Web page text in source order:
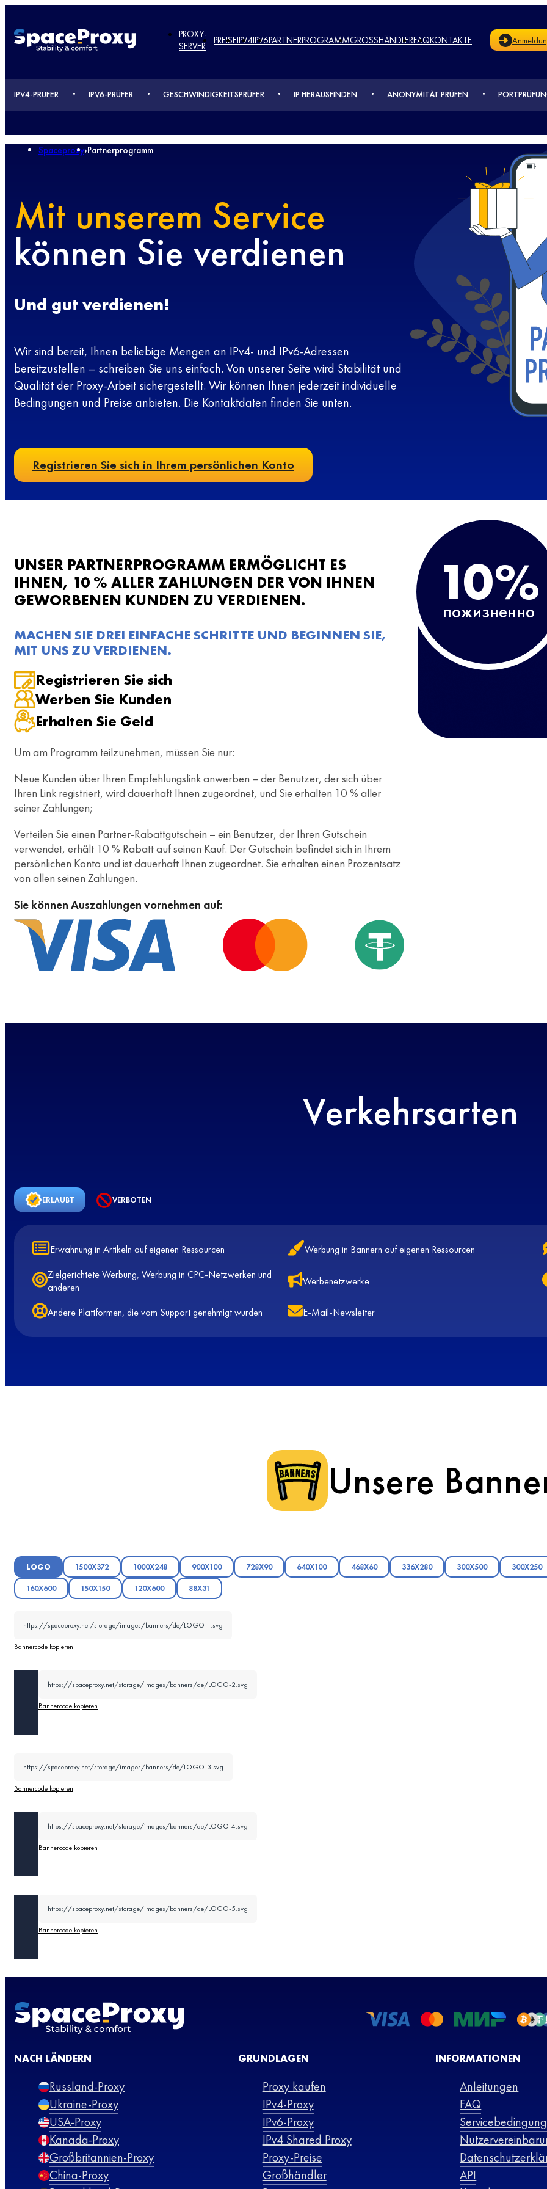
PROXY-
SERVER
PREISEIPV4IPV6PARTNERPROGRAMMGROSSHÄNDLER FAQKONTAKTE
IPV4-PRÜFER IPV6-PRÜFER GESCHWINDIGKEITSPRÜFER IP HERAUSFINDEN ANONYMITÄT PRÜFEN
Spaceproxy›Partnerprogramm
Mit unserem Service
können Sie verdienen
Und gut verdienen!
Wir sind bereit, Ihnen beliebige Mengen an IPv4- und IPv6-Adressen
bereitzustellen – schreiben Sie uns einfach. Von unserer Seite wird Stabilität und
Qualität der Proxy-Arbeit sichergestellt. Wir können Ihnen jederzeit individuelle
Bedingungen und Preise anbieten. Die Kontaktdaten finden Sie unten.
Registrieren Sie sich in Ihrem persönlichen Konto
UNSER PARTNERPROGRAMM ERMÖGLICHT ES
IHNEN, 10 % ALLER ZAHLUNGEN DER VON IHNEN
GEWORBENEN KUNDEN ZU VERDIENEN.
MACHEN SIE DREI EINFACHE SCHRITTE UND BEGINNEN SIE,
MIT UNS ZU VERDIENEN.
Registrieren Sie sich
Werben Sie Kunden
Erhalten Sie Geld
Um am Programm teilzunehmen, müssen Sie nur:
Neue Kunden über Ihren Empfehlungslink anwerben – der Benutzer, der sich über
Ihren Link registriert, wird dauerhaft Ihnen zugeordnet, und Sie erhalten 10 % aller
seiner Zahlungen;
Verteilen Sie einen Partner-Rabattgutschein – ein Benutzer, der Ihren Gutschein
verwendet, erhält 10 % Rabatt auf seinen Kauf. Der Gutschein befindet sich in Ihrem
persönlichen Konto und ist dauerhaft Ihnen zugeordnet. Sie erhalten einen Prozentsatz
von allen seinen Zahlungen.
Sie können Auszahlungen vornehmen auf:
10%
пожизненно
Verkehrsarten
ERLAUBT VERBOTEN
Erwähnung in Artikeln auf eigenen Ressourcen Werbung in Bannern auf eigenen Ressourcen
Zielgerichtete Werbung, Werbung in CPC-Netzwerken und
anderen
Werbenetzwerke
Andere Plattformen, die vom Support genehmigt wurden E-Mail-Newsletter
Unsere
LOGO 1500X372 1000X248 900X100 728X90 640X100 468X60 336X280 300X500 300X250
160X600 150X150 120X600 88X31
https://spaceproxy.net/storage/images/banners/de/LOGO-1.svg
Bannercode kopieren
https://spaceproxy.net/storage/images/banners/de/LOGO-2.svg
Bannercode kopieren
https://spaceproxy.net/storage/images/banners/de/LOGO-3.svg
Bannercode kopieren
https://spaceproxy.net/storage/images/banners/de/LOGO-4.svg
Bannercode kopieren
https://spaceproxy.net/storage/images/banners/de/LOGO-5.svg
Bannercode kopieren
NACH LÄNDERN
Russland-Proxy
Ukraine-Proxy
USA-Proxy
Kanada-Proxy
Großbritannien-Proxy
China-Proxy
GRUNDLAGEN
Proxy kaufen
IPv4-Proxy
IPv6-Proxy
IPv4 Shared Proxy
Proxy-Preise
Großhändler
INFORMATIONEN
Anleitungen
FAQ
API